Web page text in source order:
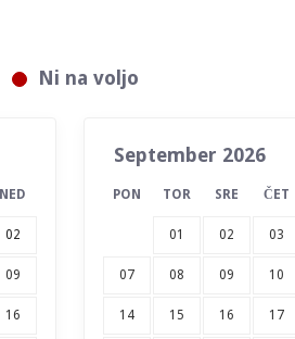
Ni na voljo
NED
02
09
16
September 2026
PON TOR SRE ČET
01 02 03
07 08 09 10
14 15 16 17